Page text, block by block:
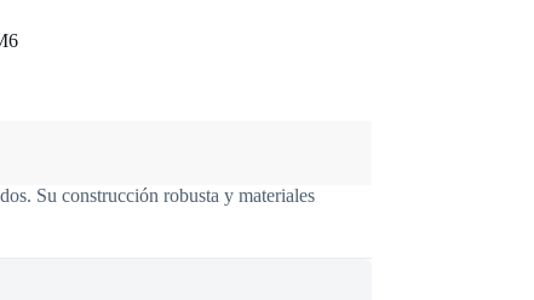
Su construcción robusta y materiales